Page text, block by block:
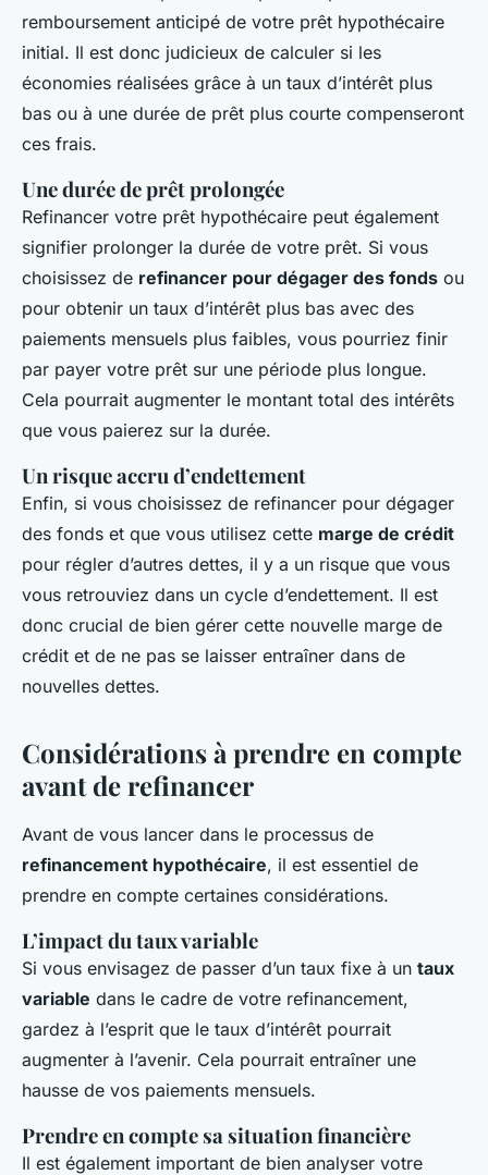
remboursement anticipé de votre prêt hypothécaire
initial. Il est donc judicieux de calculer si les
économies réalisées grâce à un taux d’intérêt plus
bas ou à une durée de prêt plus courte compenseront
ces frais.
Une durée de prêt prolongée
Refinancer votre prêt hypothécaire peut également
signifier prolonger la durée de votre prêt. Si vous
choisissez de refinancer pour dégager des fonds ou
pour obtenir un taux d’intérêt plus bas avec des
paiements mensuels plus faibles, vous pourriez finir
par payer votre prêt sur une période plus longue.
Cela pourrait augmenter le montant total des intérêts
que vous paierez sur la durée.
Un risque accru d’endettement
Enfin, si vous choisissez de refinancer pour dégager
des fonds et que vous utilisez cette marge de crédit
pour régler d’autres dettes, il y a un risque que vous
vous retrouviez dans un cycle d’endettement. Il est
donc crucial de bien gérer cette nouvelle marge de
crédit et de ne pas se laisser entraîner dans de
nouvelles dettes.
Considérations à prendre en compte
avant de refinancer
Avant de vous lancer dans le processus de
refinancement hypothécaire, il est essentiel de
prendre en compte certaines considérations.
L’impact du taux variable
Si vous envisagez de passer d’un taux fixe à un taux
variable dans le cadre de votre refinancement,
gardez à l’esprit que le taux d’intérêt pourrait
augmenter à l’avenir. Cela pourrait entraîner une
hausse de vos paiements mensuels.
Prendre en compte sa situation financière
Il est également important de bien analyser votre